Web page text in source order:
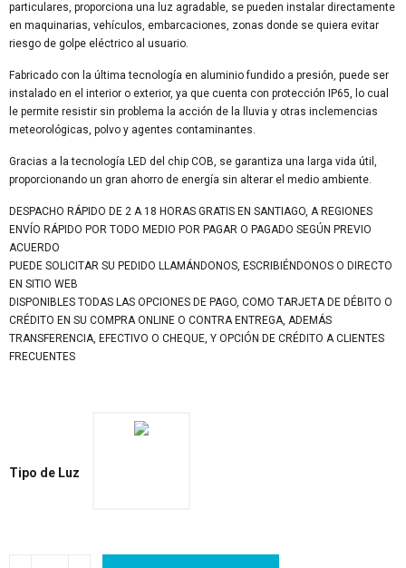
particulares, proporciona una luz agradable, se pueden instalar directamente
en maquinarias, vehículos, embarcaciones, zonas donde se quiera evitar
riesgo de golpe eléctrico al usuario.
Fabricado con la última tecnología en aluminio fundido a presión, puede ser
instalado en el interior o exterior, ya que cuenta con protección IP65, lo cual
le permite resistir sin problema la acción de la lluvia y otras inclemencias
meteorológicas, polvo y agentes contaminantes.
Gracias a la tecnología LED del chip COB, se garantiza una larga vida útil,
proporcionando un gran ahorro de energía sin alterar el medio ambiente.
DESPACHO RÁPIDO DE 2 A 18 HORAS GRATIS EN SANTIAGO, A REGIONES
ENVÍO RÁPIDO POR TODO MEDIO POR PAGAR O PAGADO SEGÚN PREVIO
ACUERDO
PUEDE SOLICITAR SU PEDIDO LLAMÁNDONOS, ESCRIBIÉNDONOS O DIRECTO
EN SITIO WEB
DISPONIBLES TODAS LAS OPCIONES DE PAGO, COMO TARJETA DE DÉBITO O
CRÉDITO EN SU COMPRA ONLINE O CONTRA ENTREGA, ADEMÁS
TRANSFERENCIA, EFECTIVO O CHEQUE, Y OPCIÓN DE CRÉDITO A CLIENTES
FRECUENTES
Tipo de Luz